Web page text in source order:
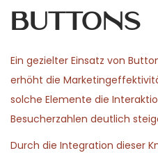
Buttons
Ein gezielter Einsatz von
erhöht die
solche Elemente die
Besucherzahlen deutlich
Durch die Integration dieser